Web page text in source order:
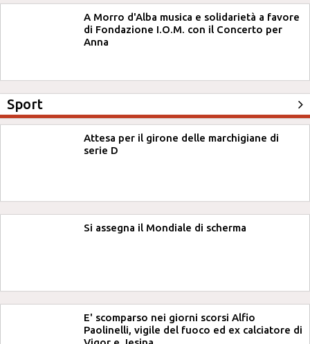
A Morro d'Alba musica e solidarietà a favore
di Fondazione I.O.M. con il Concerto per
Anna
Sport
Attesa per il girone delle marchigiane di
serie D
Si assegna il Mondiale di scherma
E' scomparso nei giorni scorsi Alfio
Paolinelli, vigile del fuoco ed ex calciatore di